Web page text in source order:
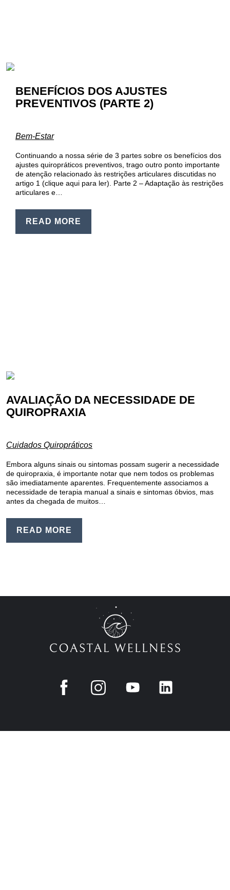
BENEFÍCIOS DOS AJUSTES
PREVENTIVOS (PARTE 2)
Bem-Estar
Continuando a nossa série de 3 partes sobre os benefícios dos
ajustes quiropráticos preventivos, trago outro ponto importante
de atenção relacionado às restrições articulares discutidas no
artigo 1 (clique aqui para ler). Parte 2 – Adaptação às restrições
articulares e…
READ MORE
AVALIAÇÃO DA NECESSIDADE DE
QUIROPRAXIA
Cuidados Quiropráticos
Embora alguns sinais ou sintomas possam sugerir a necessidade
de quiropraxia, é importante notar que nem todos os problemas
são imediatamente aparentes. Frequentemente associamos a
necessidade de terapia manual a sinais e sintomas óbvios, mas
antes da chegada de muitos…
READ MORE